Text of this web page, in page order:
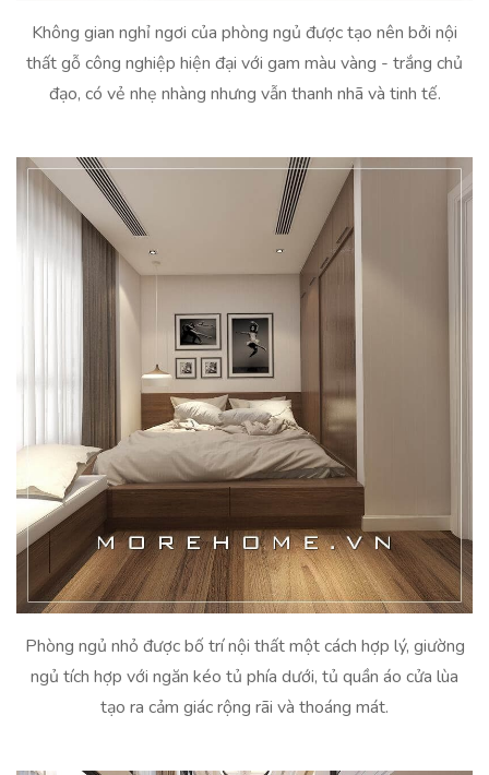
Không gian nghỉ ngơi của phòng ngủ được tạo nên bởi nội
thất gỗ công nghiệp hiện đại với gam màu vàng - trắng chủ
đạo, có vẻ nhẹ nhàng nhưng vẫn thanh nhã và tinh tế.
Phòng ngủ nhỏ được bố trí nội thất một cách hợp lý, giường
ngủ tích hợp với ngăn kéo tủ phía dưới, tủ quần áo cửa lùa
tạo ra cảm giác rộng rãi và thoáng mát.